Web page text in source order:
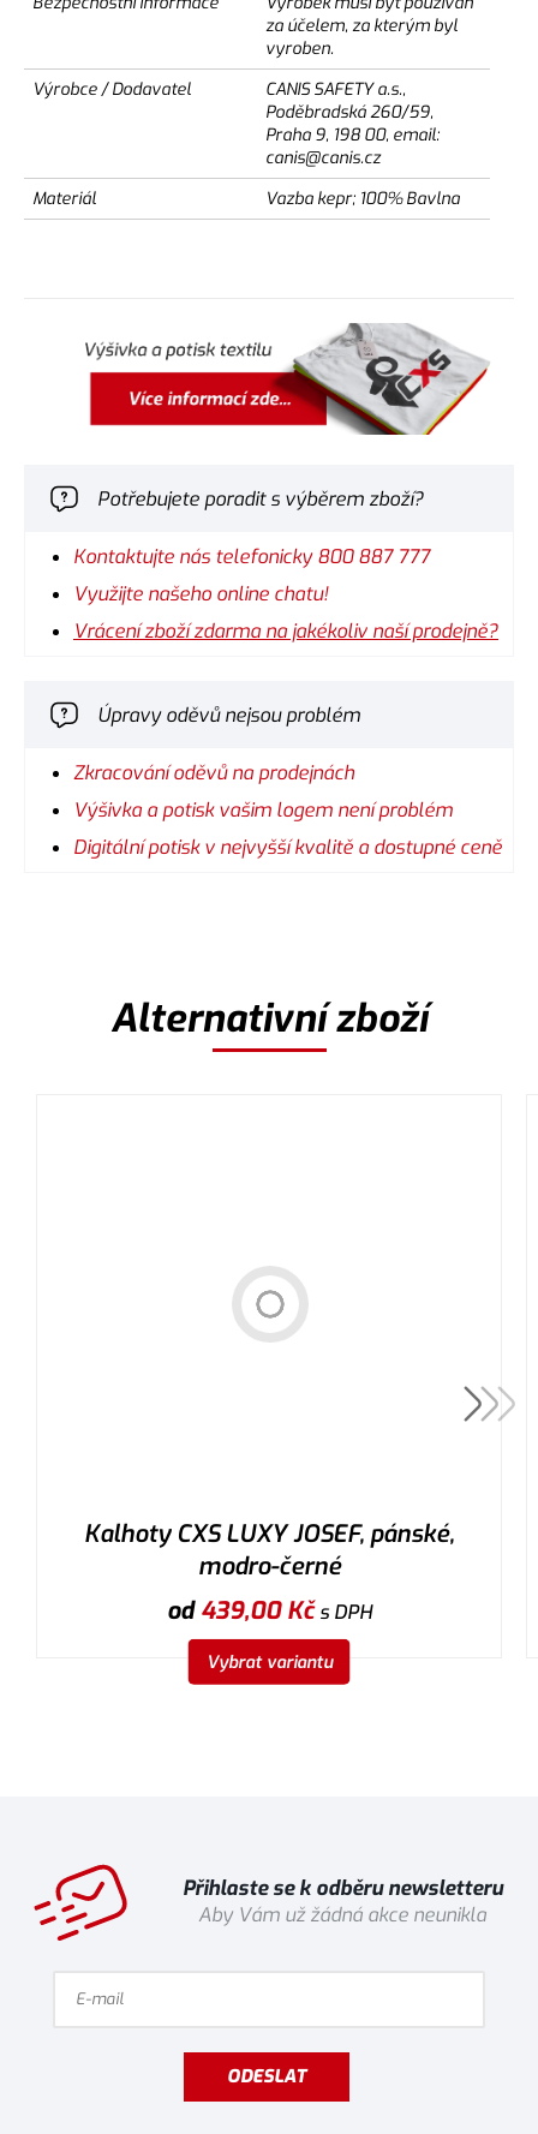
za účelem, za kterým byl
vyroben.
Výrobce / Dodavatel
CANIS SAFETY a.s.,
Poděbradská 260/59,
Praha 9, 198 00, email:
canis@canis.cz
Materiál
Vazba kepr; 100% Bavlna
Potřebujete poradit s výběrem zboží?
Kontaktujte nás telefonicky 800 887 777
Využijte našeho online chatu!
Vrácení zboží zdarma na jakékoliv naší prodejně?
Úpravy oděvů nejsou problém
Zkracování oděvů na prodejnách
Výšivka a potisk vašim logem není problém
Digitální potisk v nejvyšší kvalitě a dostupné ceně
Alternativní zboží
Kalhoty CXS LUXY JOSEF, pánské,
modro-černé
od439,00Kčs DPH
Vybrat variantu
Přihlaste se k odběru newsletteru
Aby Vám už žádná akce neunikla
ODESLAT